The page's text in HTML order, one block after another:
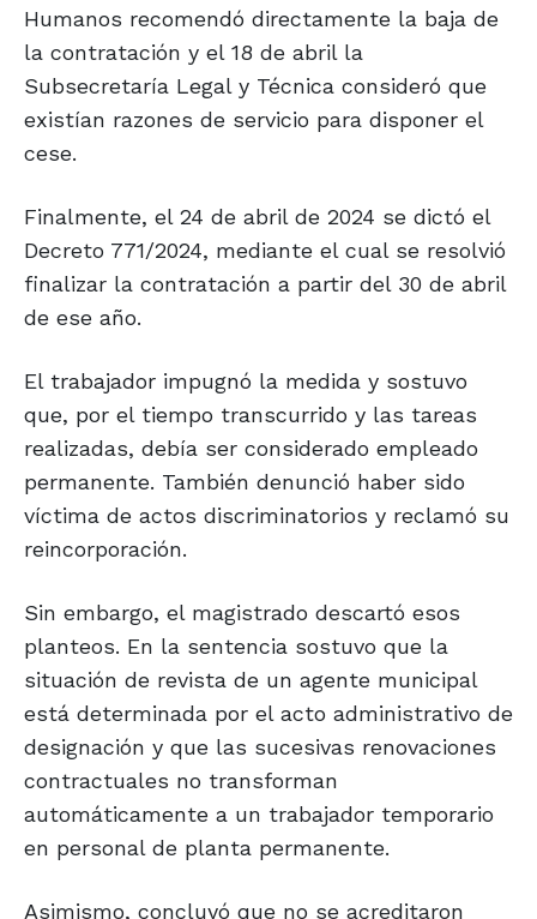
Humanos recomendó directamente la baja de
la contratación y el 18 de abril la
Subsecretaría Legal y Técnica consideró que
existían razones de servicio para disponer el
cese.
Finalmente, el 24 de abril de 2024 se dictó el
Decreto 771/2024, mediante el cual se resolvió
finalizar la contratación a partir del 30 de abril
de ese año.
El trabajador impugnó la medida y sostuvo
que, por el tiempo transcurrido y las tareas
realizadas, debía ser considerado empleado
permanente. También denunció haber sido
víctima de actos discriminatorios y reclamó su
reincorporación.
Sin embargo, el magistrado descartó esos
planteos. En la sentencia sostuvo que la
situación de revista de un agente municipal
está determinada por el acto administrativo de
designación y que las sucesivas renovaciones
contractuales no transforman
automáticamente a un trabajador temporario
en personal de planta permanente.
Asimismo, concluyó que no se acreditaron